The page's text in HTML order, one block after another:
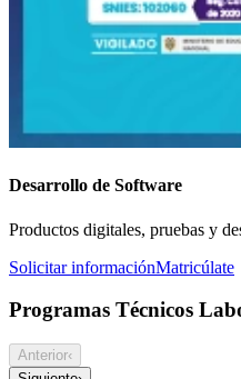
Desarrollo de Software
Productos digitales, pruebas y
Solicitar informaciónMatricúlate
Programas Técnicos
Anterior‹